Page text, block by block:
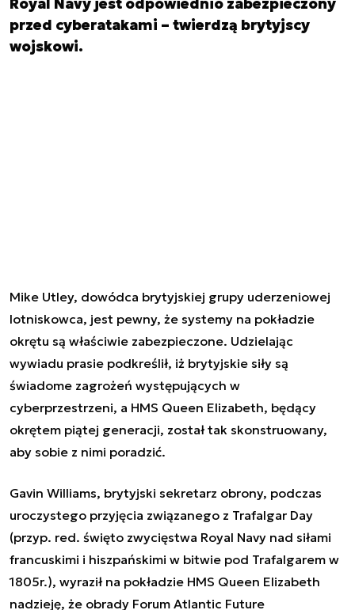
przed cyberatakami – twierdzą brytyjscy
wojskowi.
Mike Utley, dowódca brytyjskiej grupy uderzeniowej
lotniskowca, jest pewny, że systemy na pokładzie
okrętu są właściwie zabezpieczone. Udzielając
wywiadu prasie podkreślił, iż brytyjskie siły są
świadome zagrożeń występujących w
cyberprzestrzeni, a HMS Queen Elizabeth, będący
okrętem piątej generacji, został tak skonstruowany,
aby sobie z nimi poradzić.
Gavin Williams, brytyjski sekretarz obrony, podczas
uroczystego przyjęcia związanego z Trafalgar Day
(przyp. red. święto zwycięstwa Royal Navy nad siłami
francuskimi i hiszpańskimi w bitwie pod Trafalgarem w
1805r.), wyraził na pokładzie HMS Queen Elizabeth
nadzieję, że obrady Forum Atlantic Future